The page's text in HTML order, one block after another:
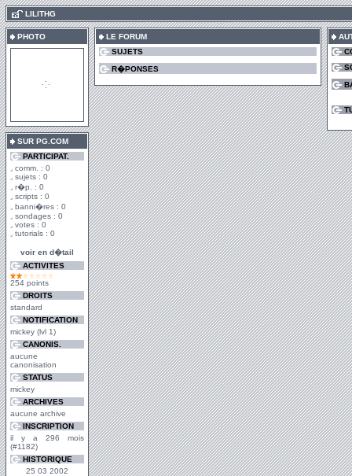
LILITHG
PHOTO
SUR PG.COM
PARTICIPAT.
comm. : 0
sujets : 0
r�p. : 0
scripts : 0
banni�res : 0
sondages : 0
votes : 0
tutorials : 0
voir en d�tail
ACTIVITES
254 points
DROITS
standard
NOTIFICATION
mickey (lvl 1)
CANONIS.
aucune
canonisation
STATUS
mickey
ARCHIVES
aucune archive
INSCRIPTION
il y a 296 mois
(#1182)
HISTORIQUE
25 03 2002
LE FORUM
SUJETS
R�PONSES